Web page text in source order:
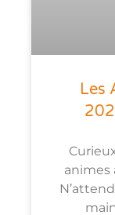
Les
animes